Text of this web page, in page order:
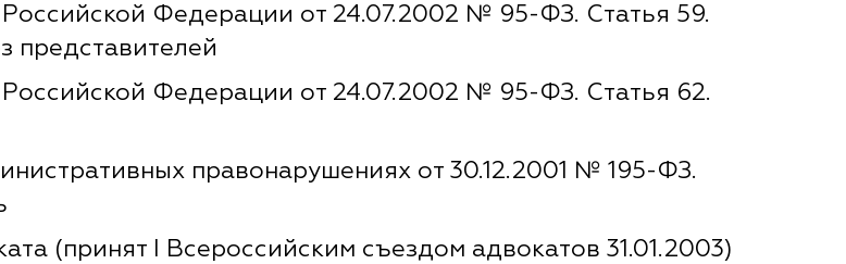
Федерации от 24.07.2002 № 95-ФЗ. Статья 59.
представителей
Федерации от 24.07.2002 № 95-ФЗ. Статья 62.
правонарушениях от 30.12.2001 № 195-ФЗ.
(принят I Всероссийским съездом адвокатов 31.01.2003)